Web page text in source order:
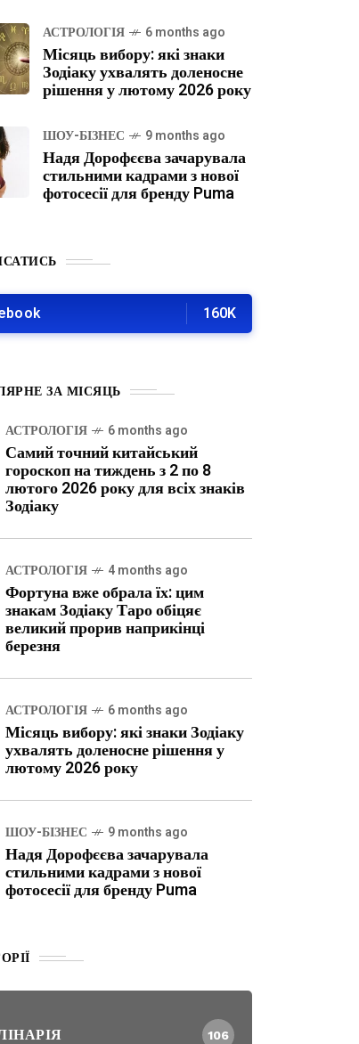
АСТРОЛОГІЯ 6 months ago
Місяць вибору: які знаки
Зодіаку ухвалять доленосне
рішення у лютому 2026 року
ШОУ-БІЗНЕС 9 months ago
Надя Дорофєєва зачарувала
стильними кадрами з нової
фотосесії для бренду Puma
160K
ЗА МІСЯЦЬ
АСТРОЛОГІЯ 6 months ago
Самий точний китайський
гороскоп на тиждень з 2 по 8
лютого 2026 року для всіх знаків
Зодіаку
АСТРОЛОГІЯ 4 months ago
Фортуна вже обрала їх: цим
знакам Зодіаку Таро обіцяє
великий прорив наприкінці
березня
АСТРОЛОГІЯ 6 months ago
Місяць вибору: які знаки Зодіаку
ухвалять доленосне рішення у
лютому 2026 року
ШОУ-БІЗНЕС 9 months ago
Надя Дорофєєва зачарувала
стильними кадрами з нової
фотосесії для бренду Puma
106